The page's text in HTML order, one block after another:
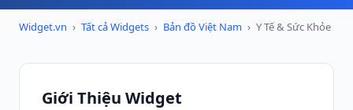
Widget.vn › Tất cả Widgets › Bản đồ Việt Nam › Y Tế & Sức Khỏe
Giới Thiệu Widget